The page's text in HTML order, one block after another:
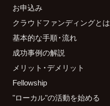
お申込み
クラウドファンディングとは
基本的な手順・流れ
成功事例の解説
メリット・デメリット
Fellowship
"ローカル"の活動を始める